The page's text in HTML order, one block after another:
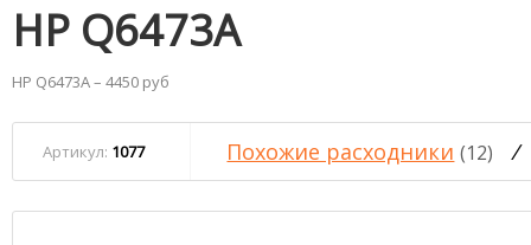
HP Q6473A
HP Q6473A – 4450 руб
Артикул: 1077 Похожие расходники (12) /